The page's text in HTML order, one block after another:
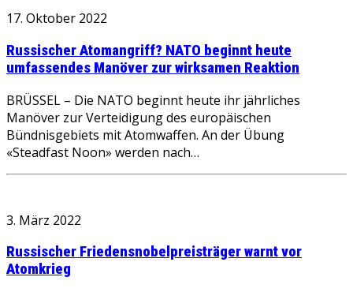
17. Oktober 2022
Russischer Atomangriff? NATO beginnt heute
umfassendes Manöver zur wirksamen Reaktion
BRÜSSEL – Die NATO beginnt heute ihr jährliches
Manöver zur Verteidigung des europäischen
Bündnisgebiets mit Atomwaffen. An der Übung
«Steadfast Noon» werden nach…
3. März 2022
Russischer Friedensnobelpreisträger warnt vor
Atomkrieg